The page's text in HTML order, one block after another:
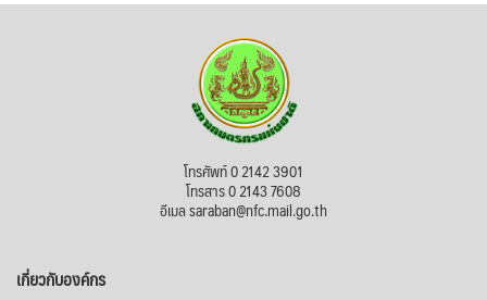
โทรศัพท์ 0 2142 3901
โทรสาร 0 2143 7608
อีเมล saraban@nfc.mail.go.th
เกี่ยวกับองค์กร